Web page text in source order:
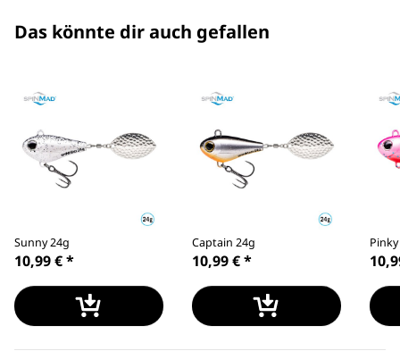
Das könnte dir auch gefallen
Sunny 24g
10,99 €*
Captain 24g
10,99 €*